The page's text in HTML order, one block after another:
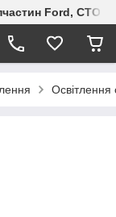
Ford, СТО
Освітлення